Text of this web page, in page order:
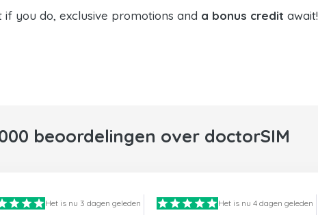
you do, exclusive promotions and a bonus credit await!
beoordelingen over doctorSIM
Het is nu 3 dagen geleden Het is nu 4 dagen geleden